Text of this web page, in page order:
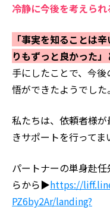
冷静に今後を考えら
「事実を知ることは
りもずっと良かった」
手にしたことで、今
悟ができたようでした。
私たちは、依頼者様
きサポートを行ってま
パートナーの単身赴
らから▶︎https://
PZ6by2Ar/landing?